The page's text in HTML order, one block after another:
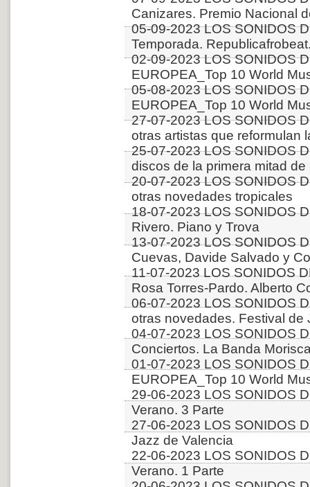
Canizares. Premio Nacional
05-09-2023 LOS SONIDOS
Temporada.
02-09-2023 LOS SONIDOS
EUROPEA_Top 10 World
05-08-2023 LOS SONIDOS
EUROPEA_Top 10 World
27-07-2023 LOS SONIDOS
otras artistas que reformulan
25-07-2023 LOS SONIDOS
discos de la primera mitad
20-07-2023 LOS SONIDOS
otras novedades tropicales
18-07-2023 LOS SONIDOS
Rivero. Piano y Trova
13-07-2023 LOS SONIDOS
Cuevas, Davide Salvado y
11-07-2023 LOS SONIDOS
Rosa Torres-Pardo. Alberto
06-07-2023 LOS SONIDOS
otras novedades. Festival de
04-07-2023 LOS SONIDOS
Conciertos. La Banda
01-07-2023 LOS SONIDOS
EUROPEA_Top 10 World
29-06-2023 LOS SONIDOS
Verano. 3 Parte
27-06-2023 LOS SONIDOS
Jazz de Valencia
22-06-2023 LOS SONIDOS
Verano. 1 Parte